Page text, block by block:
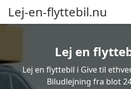
Lej-en-flyttebil.nu
Lej en
Lej en flyttebil i Give til
Biludlejning fra blot